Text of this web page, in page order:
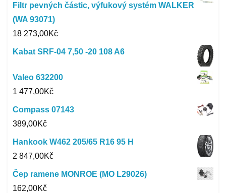
Filtr pevných částic, výfukový systém WALKER
(WA 93071)
18 273,00Kč
Kabat SRF-04 7,50 -20 108 A6
Valeo 632200
1 477,00Kč
Compass 07143
389,00Kč
Hankook W462 205/65 R16 95 H
2 847,00Kč
Čep ramene MONROE (MO L29026)
162,00Kč